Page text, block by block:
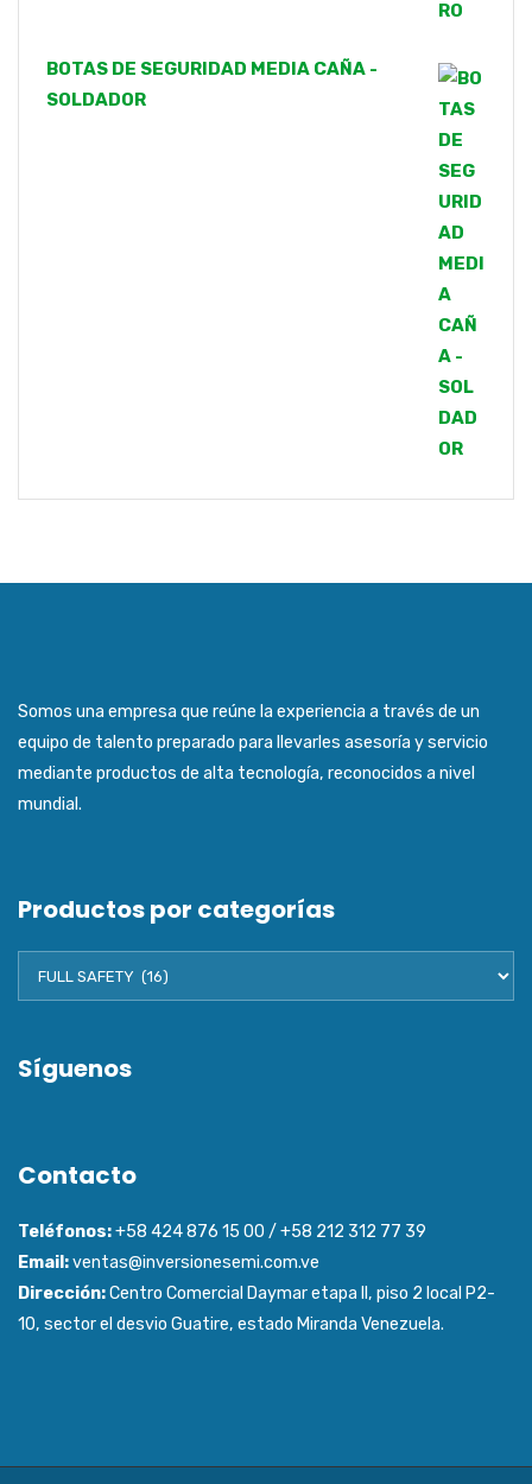
BOTAS DE SEGURIDAD MEDIA CAÑA -
SOLDADOR
Somos una empresa que reúne la experiencia a través de un
equipo de talento preparado para llevarles asesoría y servicio
mediante productos de alta tecnología, reconocidos a nivel
mundial.
Productos por categorías
Síguenos
Contacto
Teléfonos:+58 424 876 15 00 / +58 212 312 77 39
Email:ventas@inversionesemi.com.ve
Dirección:Centro Comercial Daymar etapa ll, piso 2 local P2-
10, sector el desvio Guatire, estado Miranda Venezuela.